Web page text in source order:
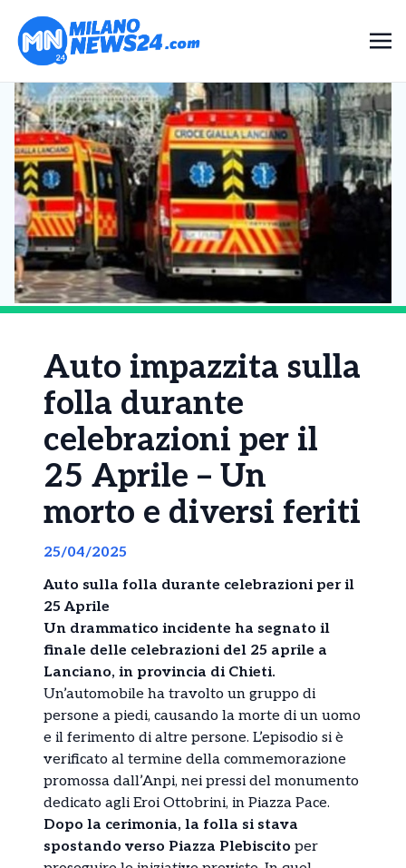
Auto impazzita sulla
folla durante
celebrazioni per il
25 Aprile – Un
morto e diversi feriti
25/04/2025
Auto sulla folla durante celebrazioni per il
25 Aprile
Un drammatico incidente ha segnato il
finale delle celebrazioni del 25 aprile a
Lanciano, in provincia di Chieti.
Un’automobile ha travolto un gruppo di
persone a piedi, causando la morte di un uomo
e il ferimento di altre persone. L’episodio si è
verificato al termine della commemorazione
promossa dall’Anpi, nei pressi del monumento
dedicato agli Eroi Ottobrini, in Piazza Pace.
Dopo la cerimonia, la folla si stava
spostando verso Piazza Plebiscito per